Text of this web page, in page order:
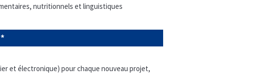
nutritionnels et linguistiques
et électronique) pour chaque nouveau projet,